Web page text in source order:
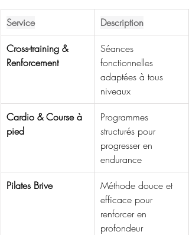
Service
Description
Cross-training &
Renforcement
Séances
fonctionnelles
adaptées à tous
niveaux
Cardio & Course à
pied
Programmes
structurés pour
progresser en
endurance
Pilates Brive
Méthode douce et
efficace pour
renforcer en
profondeur